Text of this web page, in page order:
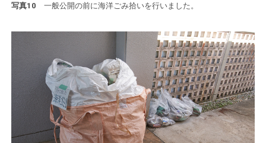
写真10 一般公開の前に海洋ごみ拾いを行いました。